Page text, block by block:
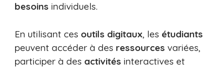
besoins individuels.
En utilisant ces outils digitaux, les étudiants
peuvent accéder à des ressources variées,
participer à des activités interactives et